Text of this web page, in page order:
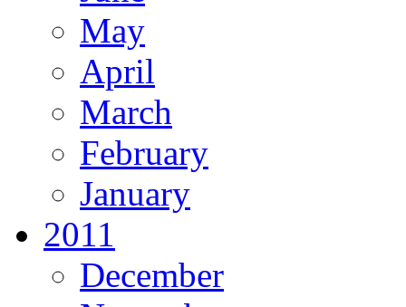
May
April
March
February
January
2011
December